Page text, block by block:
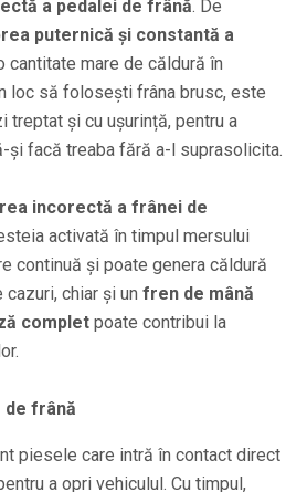
a pedalei de frână. De
puternică și constantă a
cantitate mare de căldură în
loc să folosești frâna brusc, este
treptat și cu ușurință, pentru a
facă treaba fără a-l suprasolicita.
incorectă a frânei de
activată în timpul mersului
continuă și poate genera căldură
chiar și un fren de mână
complet poate contribui la
de frână
piesele care intră în contact direct
a opri vehiculul. Cu timpul,